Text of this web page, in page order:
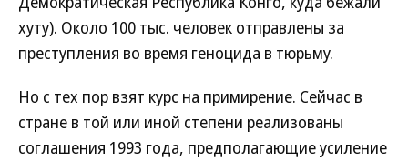
хуту). Около 100 тыс. человек отправлены за
преступления во время геноцида в тюрьму.
Но с тех пор взят курс на примирение. Сейчас в
стране в той или иной степени реализованы
соглашения 1993 года, предполагающие усиление